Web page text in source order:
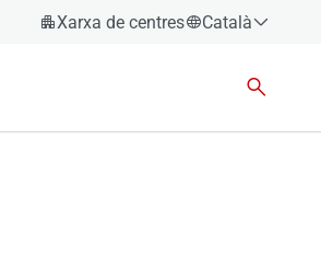
Xarxa de centres
Català